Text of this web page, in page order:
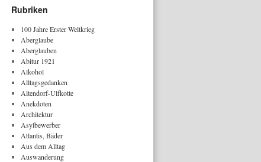
Rubriken
100 Jahre Erster Weltkrieg
Aberglaube
Aberglauben
Abitur 1921
Alkohol
Alltagsgedanken
Altendorf-Ulfkotte
Anekdoten
Architektur
Asylbewerber
Atlantis, Bäder
Aus dem Alltag
Auswanderung